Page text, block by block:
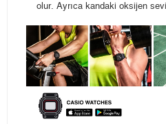
olur. Ayrıca kandaki oksijen